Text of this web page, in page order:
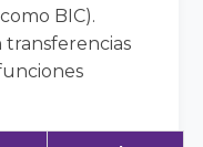
BIC).
transferencias